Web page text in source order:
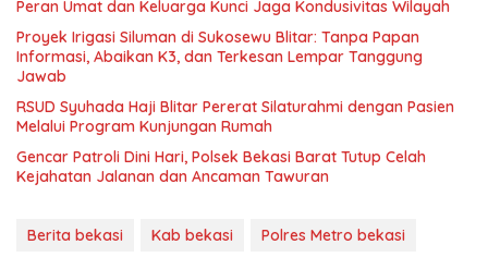
Peran Umat dan Keluarga Kunci Jaga Kondusivitas Wilayah
Proyek Irigasi Siluman di Sukosewu Blitar: Tanpa Papan
Informasi, Abaikan K3, dan Terkesan Lempar Tanggung
Jawab
RSUD Syuhada Haji Blitar Pererat Silaturahmi dengan Pasien
Melalui Program Kunjungan Rumah
Gencar Patroli Dini Hari, Polsek Bekasi Barat Tutup Celah
Kejahatan Jalanan dan Ancaman Tawuran
Berita bekasi Kab bekasi
Polres Metro bekasi